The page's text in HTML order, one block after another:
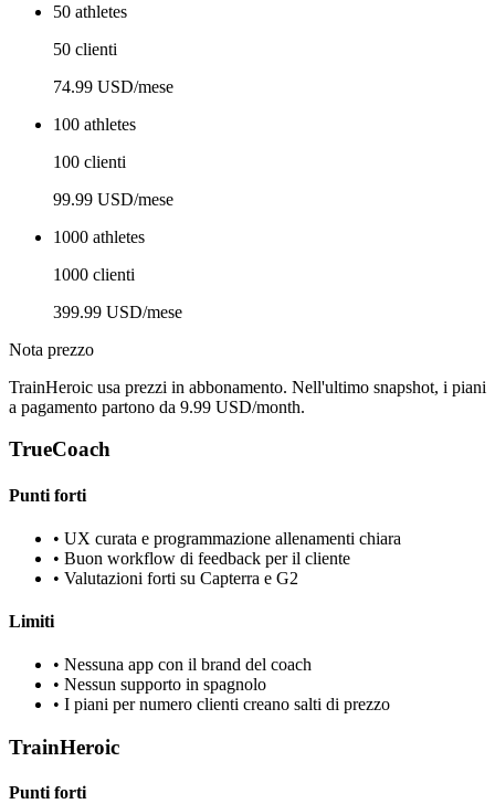
50 athletes
50 clienti
74.99 USD/mese
100 athletes
100 clienti
99.99 USD/mese
1000 athletes
1000 clienti
399.99 USD/mese
Nota prezzo
TrainHeroic usa prezzi in abbonamento. Nell'ultimo snapshot, i piani
a pagamento partono da 9.99 USD/month.
TrueCoach
Punti forti
• UX curata e programmazione allenamenti chiara
• Buon workflow di feedback per il cliente
• Valutazioni forti su Capterra e G2
Limiti
• Nessuna app con il brand del coach
• Nessun supporto in spagnolo
• I piani per numero clienti creano salti di prezzo
TrainHeroic
Punti forti